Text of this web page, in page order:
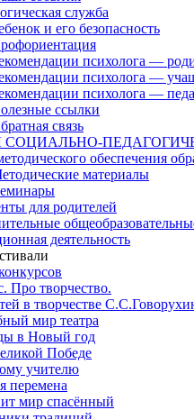
служба
и его безопасность
психолога —
психолога —
психолога —
ссылки
связь
СОЦИАЛЬНО-
обеспечения
материалы
для родителей
деятельность
Про творчество.
в творчестве
мир театра
в Новый год
Победе
учителю
перемена
мир спасённый